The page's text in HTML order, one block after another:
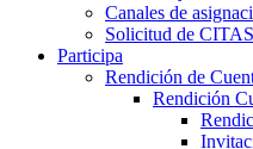
Canales de
Solicitud de CITAS
Participa
Rendición de
Rendición